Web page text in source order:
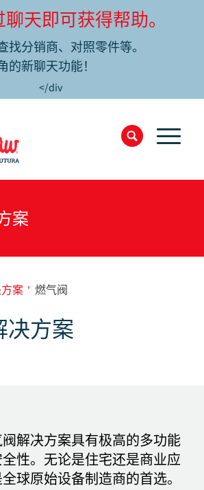
天即可获得帮助。
找分销商、对照零件等。
的新聊天功能！
</div
案
案 ' 燃气阀
决方案
解决方案具有极高的多功能
性。无论是住宅还是商业应
球原始设备制造商的首选。